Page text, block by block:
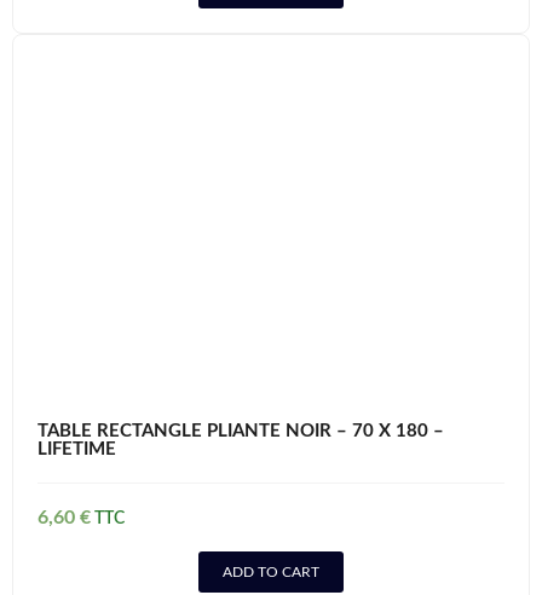
TABLE RECTANGLE PLIANTE NOIR – 70 X 180 –
LIFETIME
6,60 €
ADD TO CART